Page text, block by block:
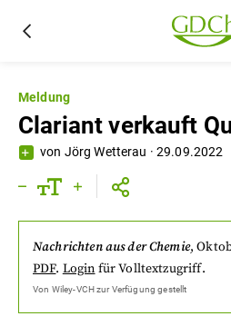
Meldung
Clariant verkauft
von Jörg Wetterau ·29.09.2022
Nachrichten aus der Chemie,
PDF. Login für Volltextzugriff.
Von Wiley-VCHzur Verfügung gestellt